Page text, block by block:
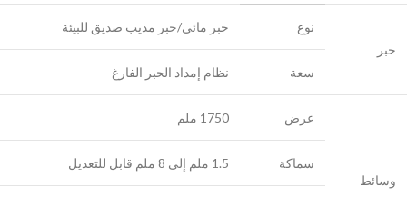
حبر
نوع حبر مائي/حبر مذيب صديق للبيئة
سعة نظام إمداد الحبر الفارغ
وسائط
عرض 1750 ملم
سماكة 1.5 ملم إلى 8 ملم قابل للتعديل